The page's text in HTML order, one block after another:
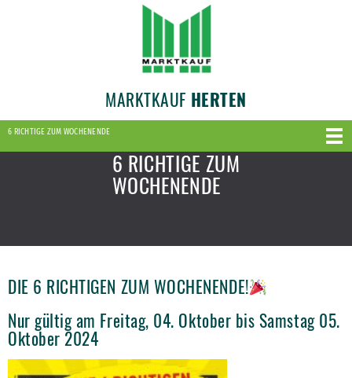
MARKTKAUF HERTEN
6 RICHTIGE ZUM WOCHENENDE
6 RICHTIGE ZUM
WOCHENENDE
DIE 6 RICHTIGEN ZUM WOCHENENDE!
Nur gültig am Freitag, 04. Oktober bis Samstag 05.
Oktober 2024